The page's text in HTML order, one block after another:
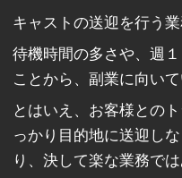
キャストの送迎を行う業
待機時間の多さや、週
ことから、副業に向い
とはいえ、お客様との
っかり目的地に送迎し
り、決して楽な業務では